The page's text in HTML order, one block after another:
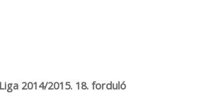
2014/2015. 18. forduló